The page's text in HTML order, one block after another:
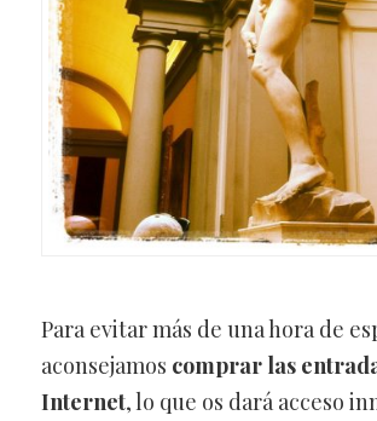
Para evitar más de una hora de
aconsejamos comprar las
Internet, lo que os dará acceso